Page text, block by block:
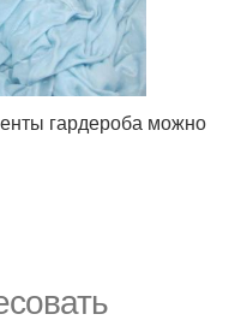
гардероба можно